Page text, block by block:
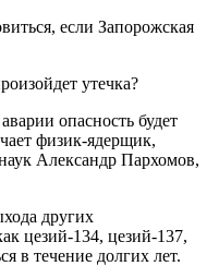
утечка?
опасность будет
физик-ядерщик,
Александр Пархомов,
других
цезий-134, цезий-137,
в течение долгих лет.